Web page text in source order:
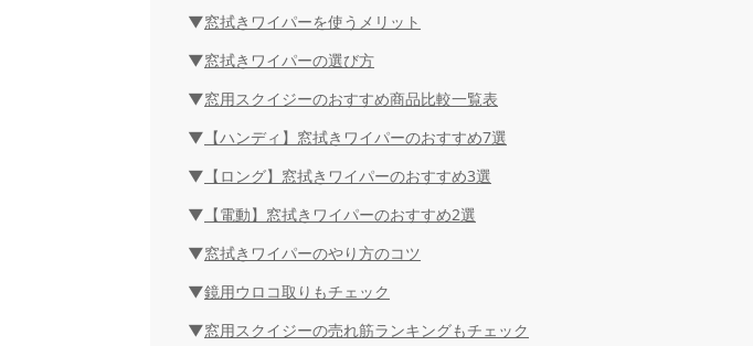
窓拭きワイパーを使うメリット
窓拭きワイパーの選び方
窓用スクイジーのおすすめ商品比較一覧表
【ハンディ】窓拭きワイパーのおすすめ7選
【ロング】窓拭きワイパーのおすすめ3選
【電動】窓拭きワイパーのおすすめ2選
窓拭きワイパーのやり方のコツ
鏡用ウロコ取りもチェック
窓用スクイジーの売れ筋ランキングもチェック